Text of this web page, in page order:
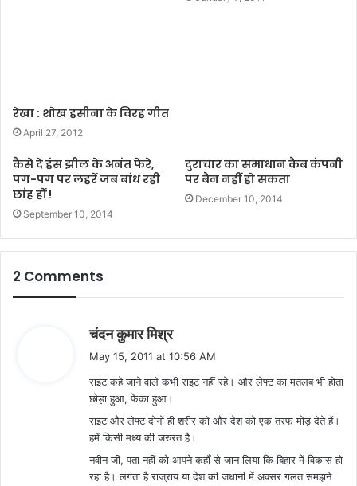
रेखा : शोख हसीना के विरह गीत
April 27, 2012
कैसे दे हंस झील के अनंत फेरे,
पग-पग पर लहरें जब बांध रही
छांह हों !
September 10, 2014
दुराचार का समाधान कैब कंपनी
पर बैन नहीं हो सकता
December 10, 2014
2 Comments
चंदन कुमार मिश्रs
s
May 15, 2011 at 10:56 AM
राइट कहे जाने वाले कभी राइट नहीं रहे। और लेफ्ट का मतलब भी होता
छोड़ा हुआ, फेंका हुआ।
राइट और लेफ्ट दोनों ही शरीर को और देश को एक तरफ मोड़ देते हैं।
हमें किसी मध्य की जरुरत है।
नवीन जी, पता नहीं को आपने कहाँ से जान लिया कि बिहार में विकास हो
रहा है। लगता है राज्राय या देश की जधानी में अक्सर गलत समझने